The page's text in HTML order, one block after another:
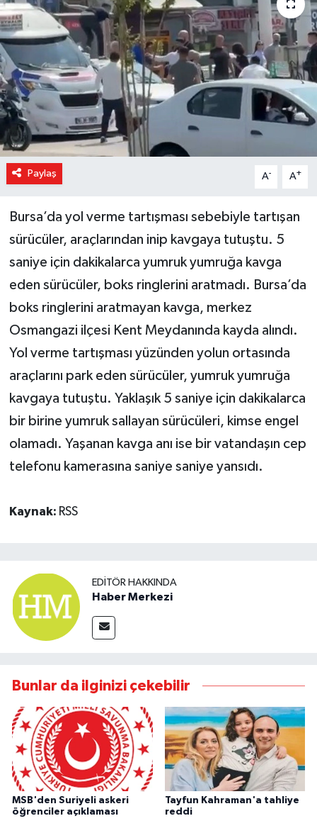
Paylaş A- A+
Bursa’da yol verme tartışması sebebiyle tartışan
sürücüler, araçlarından inip kavgaya tutuştu. 5
saniye için dakikalarca yumruk yumruğa kavga
eden sürücüler, boks ringlerini aratmadı. Bursa’da
boks ringlerini aratmayan kavga, merkez
Osmangazi ilçesi Kent Meydanında kayda alındı.
Yol verme tartışması yüzünden yolun ortasında
araçlarını park eden sürücüler, yumruk yumruğa
kavgaya tutuştu. Yaklaşık 5 saniye için dakikalarca
bir birine yumruk sallayan sürücüleri, kimse engel
olamadı. Yaşanan kavga anı ise bir vatandaşın cep
telefonu kamerasına saniye saniye yansıdı.
Kaynak: RSS
EDITÖR HAKKINDA
Haber Merkezi
Bunlar da ilginizi çekebilir
MSB'den Suriyeli askeri
öğrenciler açıklaması
Tayfun Kahraman'a tahliye
reddi
Magazin
Özel Haber
Sağlık
Siyaset
Son Dakika